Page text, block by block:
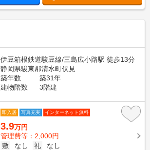
伊豆箱根鉄道駿豆線/三島広小路駅 徒歩13分
静岡県駿東郡清水町伏見
築年数
築31年
建物階数
3階建
即入居 写真充実 インターネット無料
3.9万円
管理費等：2,000円
敷
なし 礼
なし